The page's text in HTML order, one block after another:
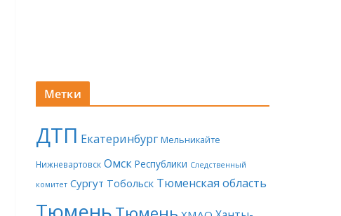
Метки
ДТП Екатеринбург Мельникайте
Нижневартовск Омск Республики Следственный
комитет Сургут Тобольск Тюменская область